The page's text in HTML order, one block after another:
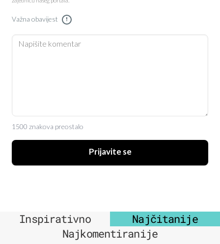
Važna obavijest !
1500 znakova preostalo
Prijavite se
Inspirativno
Najčitanije
Najkomentiranije